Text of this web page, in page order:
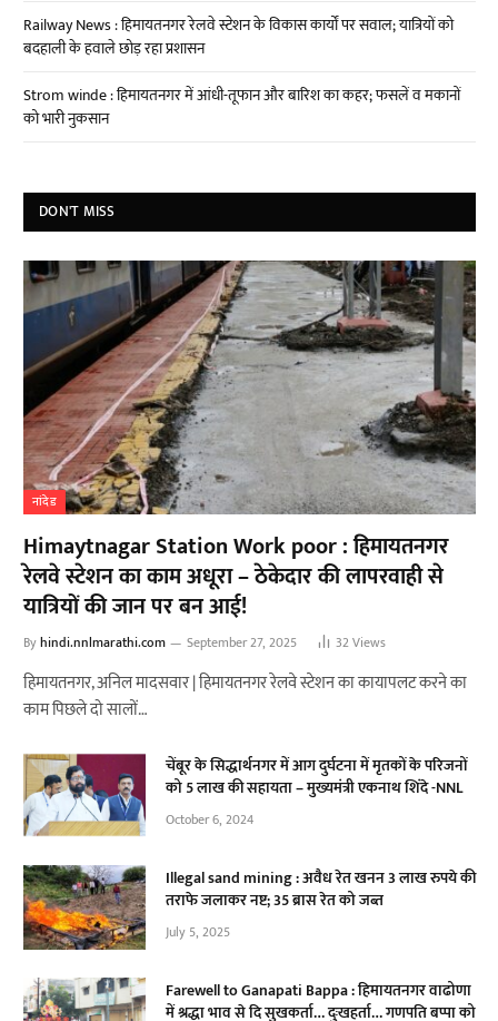
Railway News : हिमायतनगर रेलवे स्टेशन के विकास कार्यों पर सवाल; यात्रियों को
बदहाली के हवाले छोड़ रहा प्रशासन
Strom winde : हिमायतनगर में आंधी-तूफान और बारिश का कहर; फसलें व मकानों
को भारी नुकसान
DON'T MISS
नांदेड
Himaytnagar Station Work poor : हिमायतनगर
रेलवे स्टेशन का काम अधूरा – ठेकेदार की लापरवाही से
यात्रियों की जान पर बन आई!
Byhindi.nnlmarathi.com September 27, 2025 32Views
हिमायतनगर, अनिल मादसवार | हिमायतनगर रेलवे स्टेशन का कायापलट करने का
काम पिछले दो सालों…
चेंबूर के सिद्धार्थनगर में आग दुर्घटना में मृतकों के परिजनों
को 5 लाख की सहायता – मुख्यमंत्री एकनाथ शिंदे -NNL
October 6, 2024
Illegal sand mining : अवैध रेत खनन 3 लाख रुपये की
तराफे जलाकर नष्ट; 35 ब्रास रेत को जब्त
July 5, 2025
Farewell to Ganapati Bappa : हिमायतनगर वाढोणा
में श्रद्धा भाव से दि सुखकर्ता… दुःखहर्ता… गणपति बप्पा को